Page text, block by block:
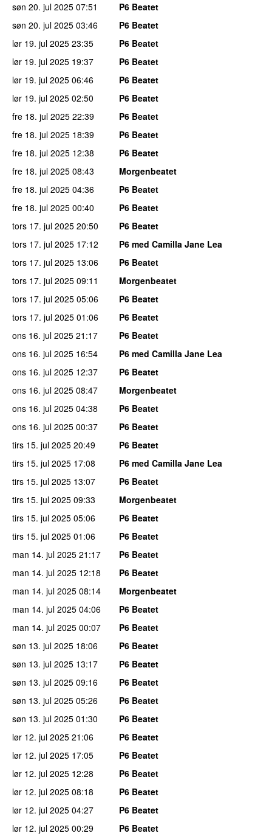
søn 20. jul 2025 07:51
P6 Beatet
søn 20. jul 2025 03:46
P6 Beatet
lør 19. jul 2025 23:35
P6 Beatet
lør 19. jul 2025 19:37
P6 Beatet
lør 19. jul 2025 06:46
P6 Beatet
lør 19. jul 2025 02:50
P6 Beatet
fre 18. jul 2025 22:39
P6 Beatet
fre 18. jul 2025 18:39
P6 Beatet
fre 18. jul 2025 12:38
P6 Beatet
fre 18. jul 2025 08:43
Morgenbeatet
fre 18. jul 2025 04:36
P6 Beatet
fre 18. jul 2025 00:40
P6 Beatet
tors 17. jul 2025 20:50
P6 Beatet
tors 17. jul 2025 17:12
P6 med Camilla Jane Lea
tors 17. jul 2025 13:06
P6 Beatet
tors 17. jul 2025 09:11
Morgenbeatet
tors 17. jul 2025 05:06
P6 Beatet
tors 17. jul 2025 01:06
P6 Beatet
ons 16. jul 2025 21:17
P6 Beatet
ons 16. jul 2025 16:54
P6 med Camilla Jane Lea
ons 16. jul 2025 12:37
P6 Beatet
ons 16. jul 2025 08:47
Morgenbeatet
ons 16. jul 2025 04:38
P6 Beatet
ons 16. jul 2025 00:37
P6 Beatet
tirs 15. jul 2025 20:49
P6 Beatet
tirs 15. jul 2025 17:08
P6 med Camilla Jane Lea
tirs 15. jul 2025 13:07
P6 Beatet
tirs 15. jul 2025 09:33
Morgenbeatet
tirs 15. jul 2025 05:06
P6 Beatet
tirs 15. jul 2025 01:06
P6 Beatet
man 14. jul 2025 21:17
P6 Beatet
man 14. jul 2025 12:18
P6 Beatet
man 14. jul 2025 08:14
Morgenbeatet
man 14. jul 2025 04:06
P6 Beatet
man 14. jul 2025 00:07
P6 Beatet
søn 13. jul 2025 18:06
P6 Beatet
søn 13. jul 2025 13:17
P6 Beatet
søn 13. jul 2025 09:16
P6 Beatet
søn 13. jul 2025 05:26
P6 Beatet
søn 13. jul 2025 01:30
P6 Beatet
lør 12. jul 2025 21:06
P6 Beatet
lør 12. jul 2025 17:05
P6 Beatet
lør 12. jul 2025 12:28
P6 Beatet
lør 12. jul 2025 08:18
P6 Beatet
lør 12. jul 2025 04:27
P6 Beatet
lør 12. jul 2025 00:29
P6 Beatet